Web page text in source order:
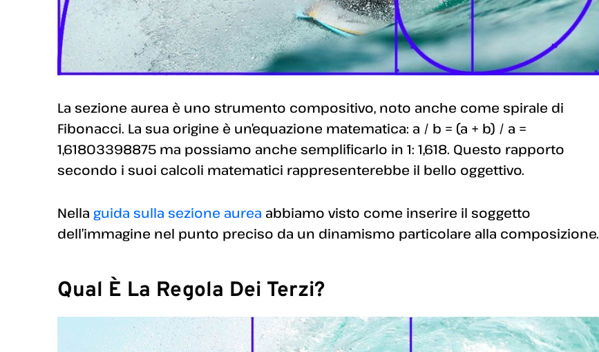
La sezione aurea è uno strumento compositivo, noto anche come spirale di
Fibonacci. La sua origine è un’equazione matematica: a / b = (a + b) / a =
1,61803398875 ma possiamo anche semplificarlo in 1: 1,618. Questo rapporto
secondo i suoi calcoli matematici rappresenterebbe il bello oggettivo.
Nella guida sulla sezione aurea abbiamo visto come inserire il soggetto
dell’immagine nel punto preciso da un dinamismo particolare alla composizione.
Qual È La Regola Dei Terzi?